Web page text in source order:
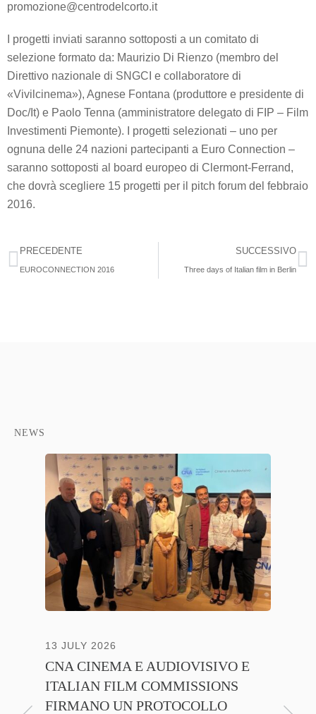
promozione@centrodelcorto.it
I progetti inviati saranno sottoposti a un comitato di
selezione formato da: Maurizio Di Rienzo (membro del
Direttivo nazionale di SNGCI e collaboratore di
«Vivilcinema»), Agnese Fontana (produttore e presidente di
Doc/It) e Paolo Tenna (amministratore delegato di FIP – Film
Investimenti Piemonte). I progetti selezionati – uno per
ognuna delle 24 nazioni partecipanti a Euro Connection –
saranno sottoposti al board europeo di Clermont-Ferrand,
che dovrà scegliere 15 progetti per il pitch forum del febbraio
2016.
PRECEDENTE
EUROCONNECTION 2016
SUCCESSIVO
Three days of Italian film in Berlin
NEWS
13 JULY 2026
CNA CINEMA E AUDIOVISIVO E
ITALIAN FILM COMMISSIONS
FIRMANO UN PROTOCOLLO